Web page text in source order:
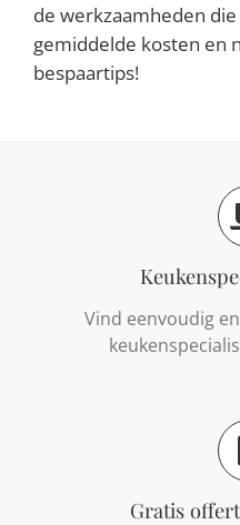
de werkzaamheden
gemiddelde kosten en
bespaartips!
Vind eenvoudig
Gratis